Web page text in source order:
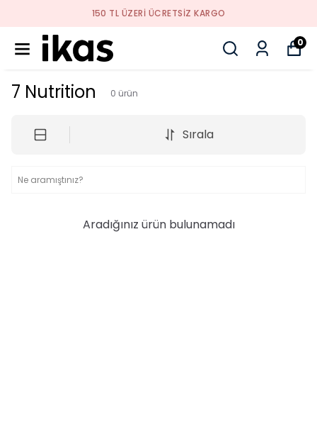
150 TL ÜZERI ÜCRETSIZ KARGO
0
7 Nutrition 0 ürün
Sırala
Aradığınız ürün bulunamadı